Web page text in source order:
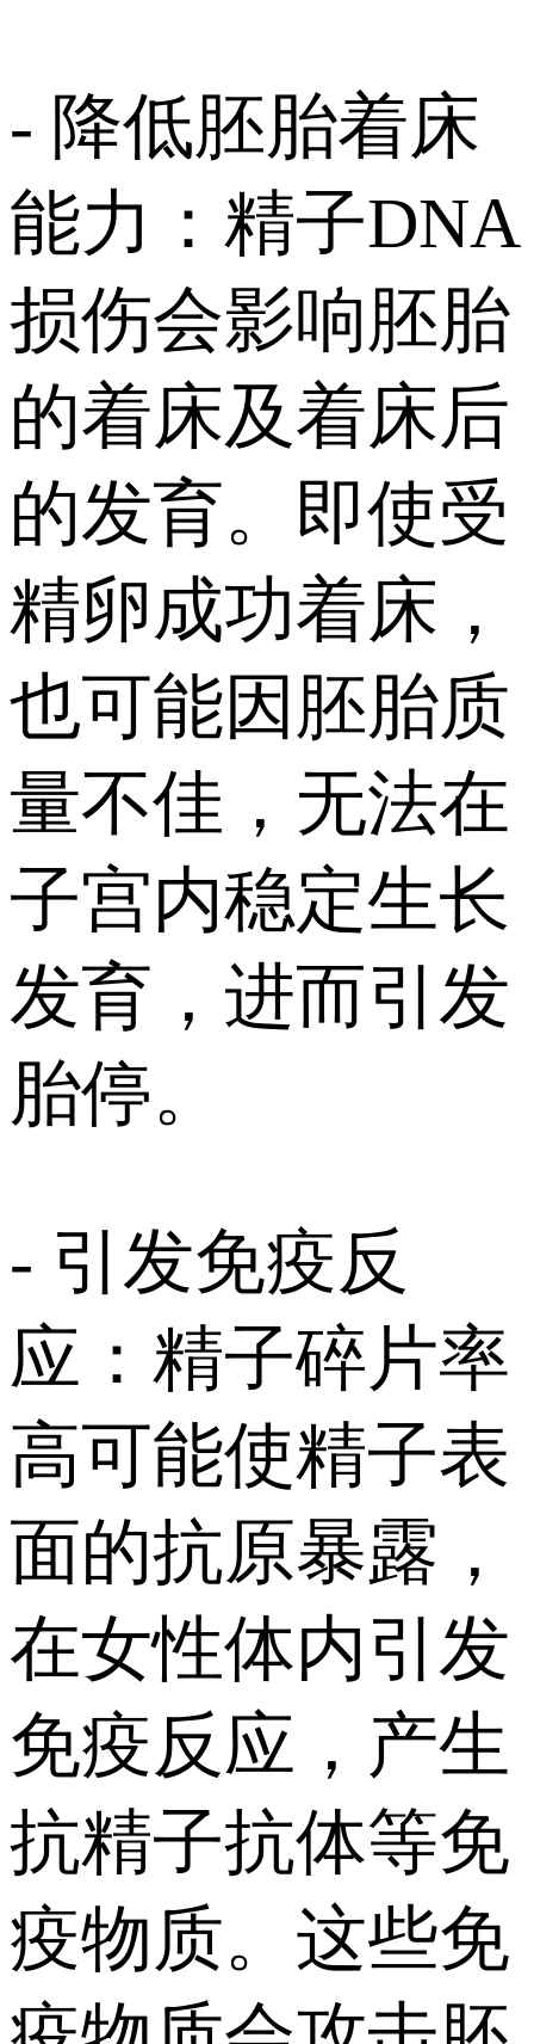
- 降低胚胎着床
能力：精子DNA
损伤会影响胚胎
的着床及着床后
的发育。即使受
精卵成功着床，
也可能因胚胎质
量不佳，无法在
子宫内稳定生长
发育，进而引发
胎停。
- 引发免疫反
应：精子碎片率
高可能使精子表
面的抗原暴露，
在女性体内引发
免疫反应，产生
抗精子抗体等免
疫物质。这些免